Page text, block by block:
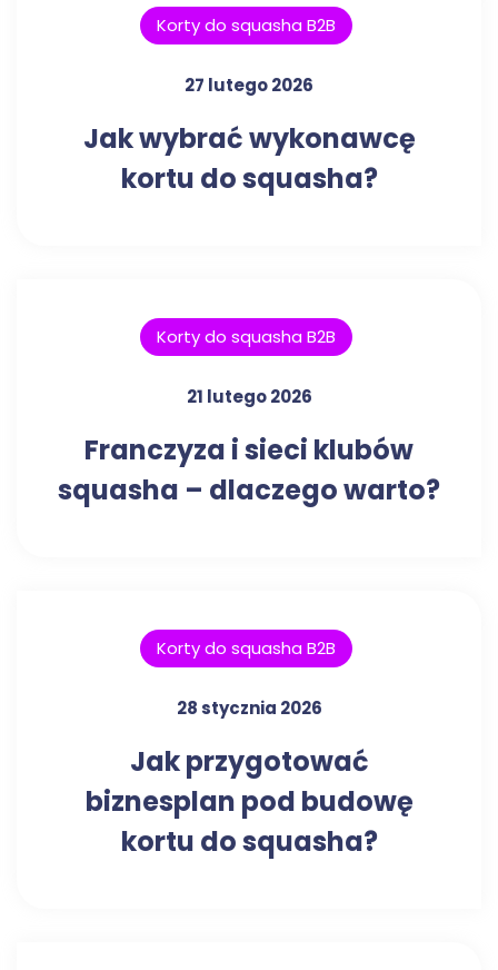
Korty do squasha B2B
27 lutego 2026
Jak wybrać wykonawcę
kortu do squasha?
Korty do squasha B2B
21 lutego 2026
Franczyza i sieci klubów
squasha – dlaczego warto?
Korty do squasha B2B
28 stycznia 2026
Jak przygotować
biznesplan pod budowę
kortu do squasha?